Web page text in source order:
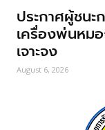
ประกาศผู้ชนะ
เครื่องพ่นหม
เจาะจง
August 6, 2026